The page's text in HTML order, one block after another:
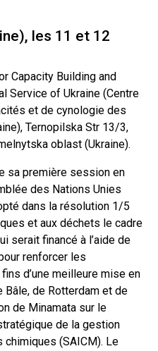
les 11 et 12
Capacity Building and
Service of Ukraine (Centre
et de cynologie des
Ternopilska Str 13/3,
oblast (Ukraine).
sa première session en
des Nations Unies
dans la résolution 1/5
et aux déchets le cadre
serait financé à l’aide de
renforcer les
d’une meilleure mise en
de Rotterdam et de
de Minamata sur le
de la gestion
(SAICM). Le